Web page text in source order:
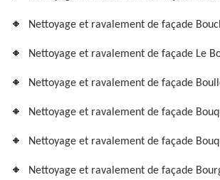
Nettoyage et ravalement de façade
Nettoyage et ravalement de façade Le
Nettoyage et ravalement de façade
Nettoyage et ravalement de façade
Nettoyage et ravalement de façade
Nettoyage et ravalement de façade